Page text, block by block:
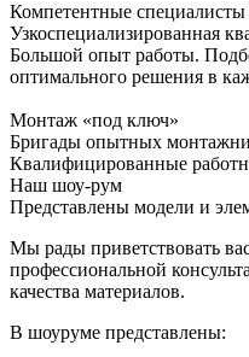
Компетентные специалисты
Узкоспециализированная
Большой опыт работы.
оптимального решения в
Монтаж «под ключ»
Бригады опытных
Квалифицированные
Наш шоу-рум
Представлены модели и
Мы рады приветствовать
профессиональной
качества материалов.
В шоуруме представлены: